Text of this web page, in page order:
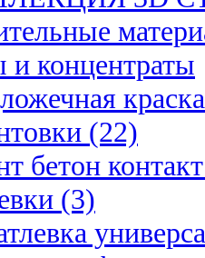
и концентраты
(22)
бетон
(3)